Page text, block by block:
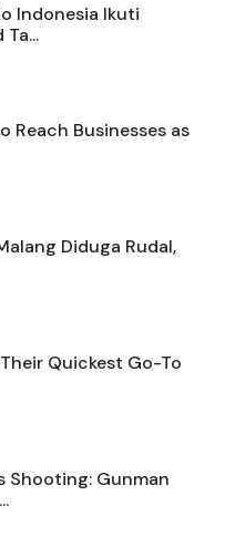
Indonesia Ikuti
Reach Businesses as
Diduga Rudal,
Quickest Go-To
Shooting: Gunman